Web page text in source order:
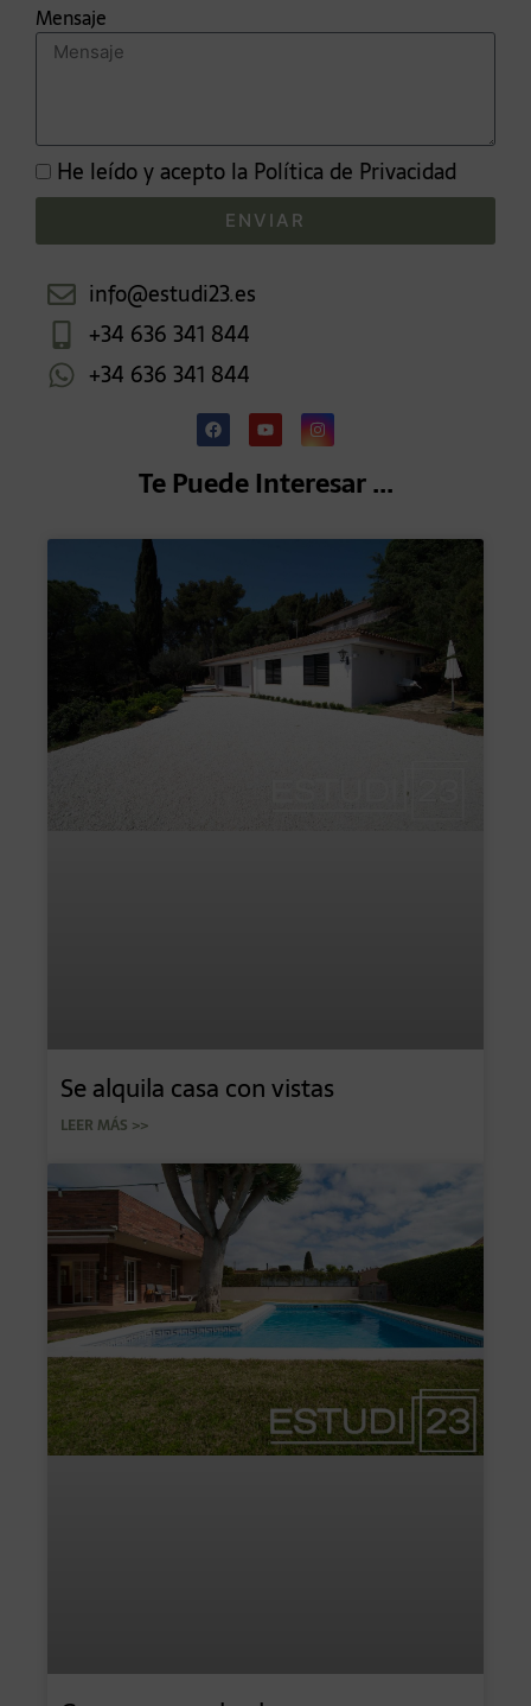
Mensaje
He leído y acepto la Política de Privacidad
ENVIAR
info@estudi23.es
+34 636 341 844
+34 636 341 844
Te Puede Interesar ...
Se alquila casa con vistas
LEER MÁS >>